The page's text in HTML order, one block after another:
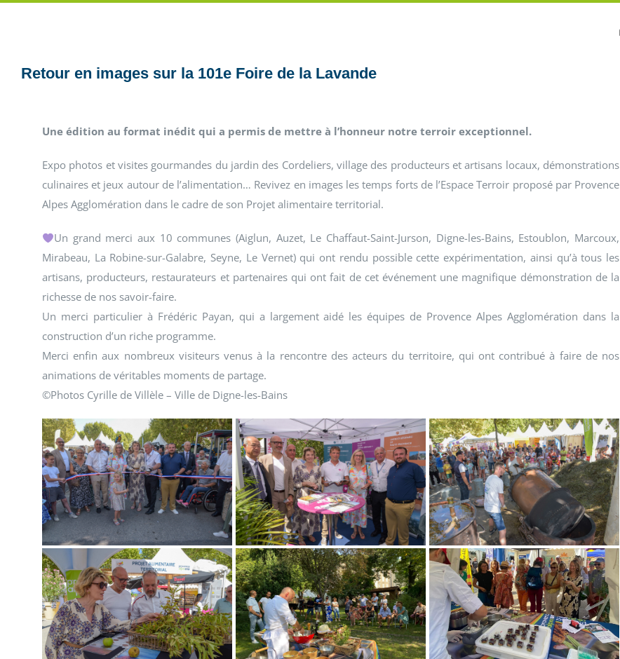
Retour en images sur la 101e Foire de la Lavande
Une édition au format inédit qui a permis de mettre à l’honneur notre terroir exceptionnel.
Expo photos et visites gourmandes du jardin des Cordeliers, village des producteurs et artisans locaux, démonstrations
culinaires et jeux autour de l’alimentation… Revivez en images les temps forts de l’Espace Terroir proposé par Provence
Alpes Agglomération dans le cadre de son Projet alimentaire territorial.
Un grand merci aux 10 communes (Aiglun, Auzet, Le Chaffaut-Saint-Jurson, Digne-les-Bains, Estoublon, Marcoux,
Mirabeau, La Robine-sur-Galabre, Seyne, Le Vernet) qui ont rendu possible cette expérimentation, ainsi qu’à tous les
artisans, producteurs, restaurateurs et partenaires qui ont fait de cet événement une magnifique démonstration de la
richesse de nos savoir-faire.
Un merci particulier à Frédéric Payan, qui a largement aidé les équipes de Provence Alpes Agglomération dans la
construction d’un riche programme.
Merci enfin aux nombreux visiteurs venus à la rencontre des acteurs du territoire, qui ont contribué à faire de nos
animations de véritables moments de partage.
©Photos Cyrille de Villèle – Ville de Digne-les-Bains